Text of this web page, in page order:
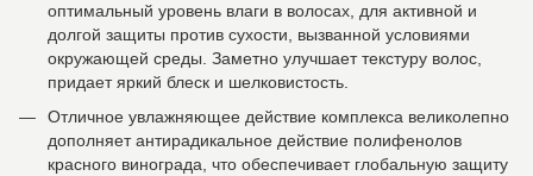
оптимальный уровень влаги в волосах, для активной и
долгой защиты против сухости, вызванной условиями
окружающей среды. Заметно улучшает текстуру волос,
придает яркий блеск и шелковистость.
Отличное увлажняющее действие комплекса великолепно
дополняет антирадикальное действие полифенолов
красного винограда, что обеспечивает глобальную защиту